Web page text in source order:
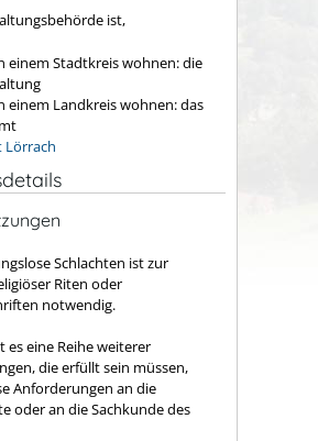
ist,
einem Stadtkreis wohnen: die
einem Landkreis wohnen: das
Lörrach
Schlachten ist zur
Riten oder
notwendig.
es eine Reihe weiterer
die erfüllt sein müssen,
Anforderungen an die
oder an die Sachkunde des